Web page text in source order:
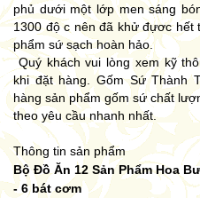
phủ dưới một lớp men sáng
1300 độ c nên đã khử đựơc hết
phẩm sứ sạch hoàn hảo.
Quý khách vui lòng xem kỹ
khi đặt hàng. Gốm Sứ Thành
hàng sản phẩm gốm sứ chất
theo yêu cầu nhanh nhất.
Thông tin sản phẩm
Bộ Đồ Ăn 12 Sản Phẩm Hoa
- 6 bát cơm